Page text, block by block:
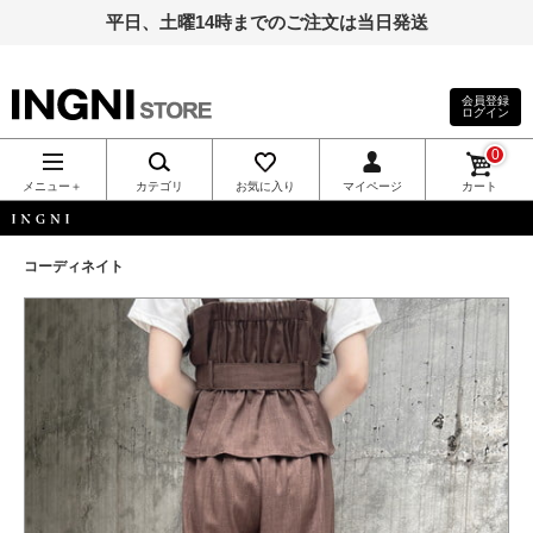
平日、土曜14時までのご注文は当日発送
INGNI（イン
グ）公式通
販｜INGNI
STORE
会員登録
ログイン
メニュー＋ カテゴリ お気に入り マイページ カート
0
コーディネイト